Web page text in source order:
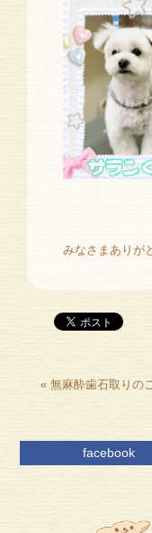
みなさまありが
«無麻酔歯石取りの
facebook